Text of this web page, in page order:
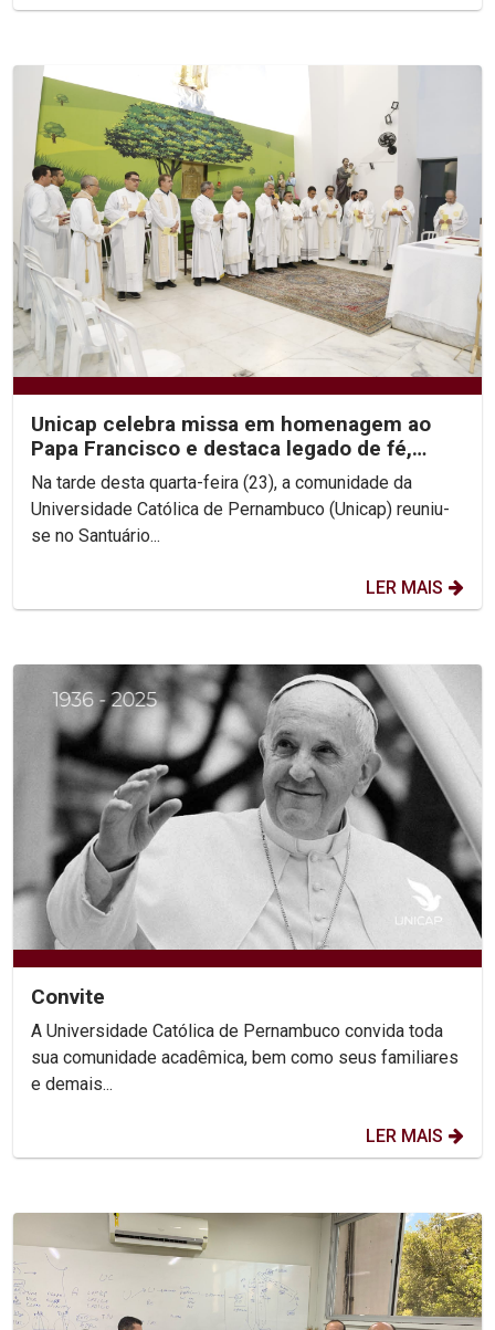
Unicap celebra missa em homenagem ao
Papa Francisco e destaca legado de fé,
simplicidade e...
Na tarde desta quarta-feira (23), a comunidade da
Universidade Católica de Pernambuco (Unicap) reuniu-
se no Santuário...
LER MAIS
Convite
A Universidade Católica de Pernambuco convida toda
sua comunidade acadêmica, bem como seus familiares
e demais...
LER MAIS